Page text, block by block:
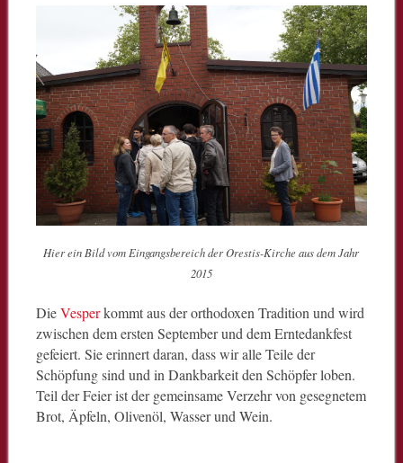
Hier ein Bild vom Eingangsbereich der Orestis-Kirche aus dem Jahr
2015
DieVesperkommt aus der orthodoxen Tradition und wird
zwischen dem ersten September und dem Erntedankfest
gefeiert. Sie erinnert daran, dass wir alle Teile der
Schöpfung sind und in Dankbarkeit den Schöpfer loben.
Teil der Feier ist der gemeinsame Verzehr von gesegnetem
Brot, Äpfeln, Olivenöl, Wasser und Wein.